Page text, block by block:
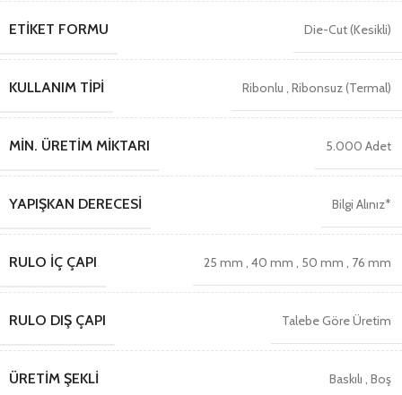
ETIKET FORMU Die-Cut (Kesikli)
KULLANIM TIPI Ribonlu Ribonsuz (Termal)
MIN. ÜRETIM MIKTARI 5.000 Adet
YAPIŞKAN DERECESI Bilgi Alınız*
RULO İÇ ÇAPI 25 mm 40 mm 50 mm 76 mm
RULO DIŞ ÇAPI Talebe Göre Üretim
ÜRETIM ŞEKLI Baskılı Boş